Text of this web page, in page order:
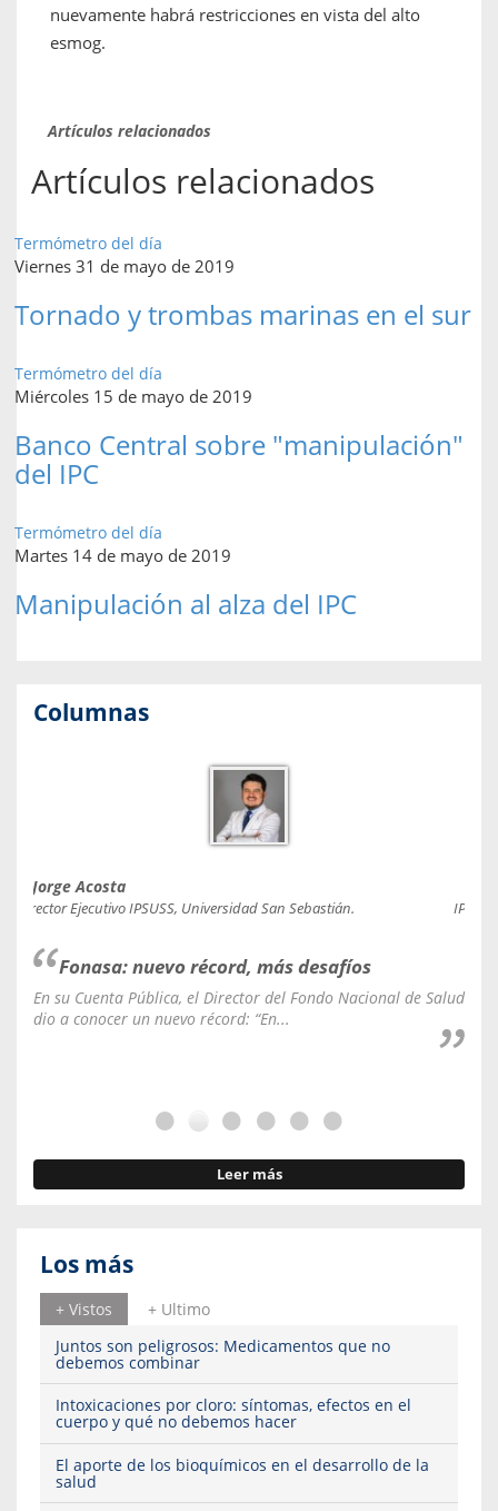
nuevamente habrá restricciones en vista del alto
esmog.
Artículos relacionados
Artículos relacionados
Termómetro del día
Viernes 31 de mayo de 2019
Tornado y trombas marinas en el sur
Termómetro del día
Miércoles 15 de mayo de 2019
Banco Central sobre "manipulación"
del IPC
Termómetro del día
Martes 14 de mayo de 2019
Manipulación al alza del IPC
Columnas
Jorge Acosta
Director Ejecutivo IPSUSS, Universidad San Sebastián.
Fonasa: nuevo récord, más desafíos
En su Cuenta Pública, el Director del Fondo Nacional de Salud
dio a conocer un nuevo récord: “En...
Leer más
Los más
+ Vistos
+ Ultimo
Juntos son peligrosos: Medicamentos que no
debemos combinar
Intoxicaciones por cloro: síntomas, efectos en el
cuerpo y qué no debemos hacer
El aporte de los bioquímicos en el desarrollo de la
salud